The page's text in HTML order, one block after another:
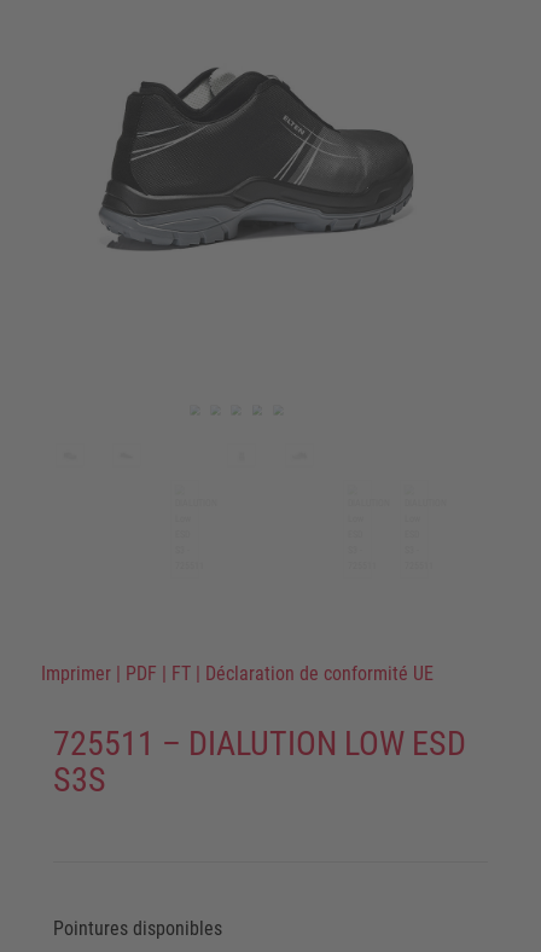
Imprimer | PDF | FT | Déclaration de conformité UE
725511 – DIALUTION LOW ESD
S3S
Pointures disponibles